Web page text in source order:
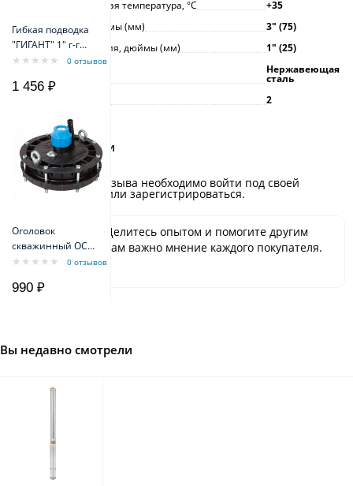
Гибкая подводка
"ГИГАНТ" 1" г-г
угловая 80 см0 отзывов
1 456 ₽
Оголовок
скважинный ОСП
130-140/32
0 отзывов
990 ₽
Максимальная рабочая температура, °С
+35
Диаметр насоса, дюймы (мм)
3ʺ (75)
Размер присоединения, дюймы (мм)
1ʺ (25)
Нержавеющая
сталь
2
Отзывы и оценки
Для добавления отзыва необходимо войти под своей
учётной записью или зарегистрироваться.
Будьте первым! Делитесь опытом и помогите другим
сделать выбор. Нам важно мнение каждого покупателя.
Спасибо!
Вы недавно смотрели